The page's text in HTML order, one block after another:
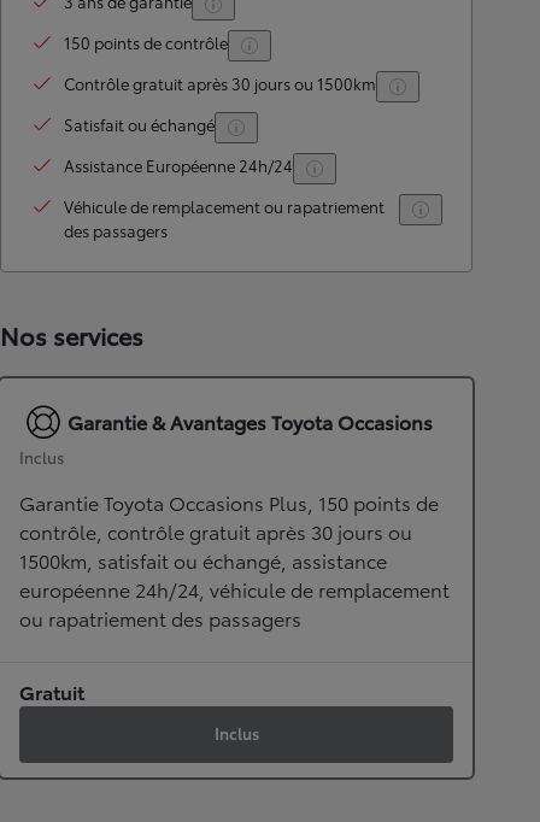
150 points de contrôle
Contrôle gratuit après 30 jours ou 1500km
Satisfait ou échangé
Assistance Européenne 24h/24
Véhicule de remplacement ou rapatriement
des passagers
Nos services
Garantie & Avantages Toyota Occasions
Inclus
Garantie Toyota Occasions Plus, 150 points de
contrôle, contrôle gratuit après 30 jours ou
1500km, satisfait ou échangé, assistance
européenne 24h/24, véhicule de remplacement
ou rapatriement des passagers
Gratuit
Inclus